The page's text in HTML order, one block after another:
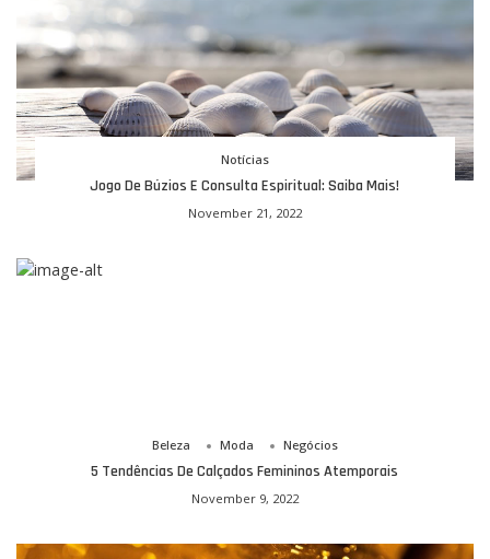
Notícias
Jogo De Búzios E Consulta Espiritual: Saiba Mais!
November 21, 2022
Beleza Moda Negócios
5 Tendências De Calçados Femininos Atemporais
November 9, 2022